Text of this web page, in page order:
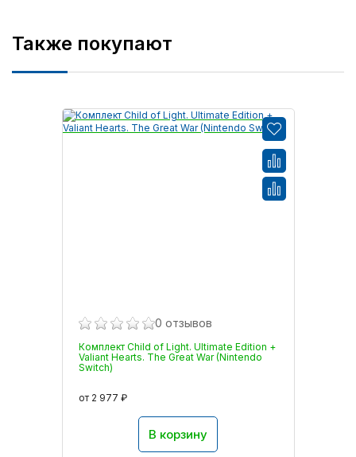
Также покупают
0 отзывов
Комплект Child of Light. Ultimate Edition +
Valiant Hearts. The Great War (Nintendo
Switch)
от 2 977 ₽
В корзину